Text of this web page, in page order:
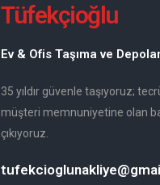
Tüfekçioğlu
Ev & Ofis Taşıma ve
35 yıldır güvenle taşıyoruz;
müşteri memnuniyetine olan
çıkıyoruz.